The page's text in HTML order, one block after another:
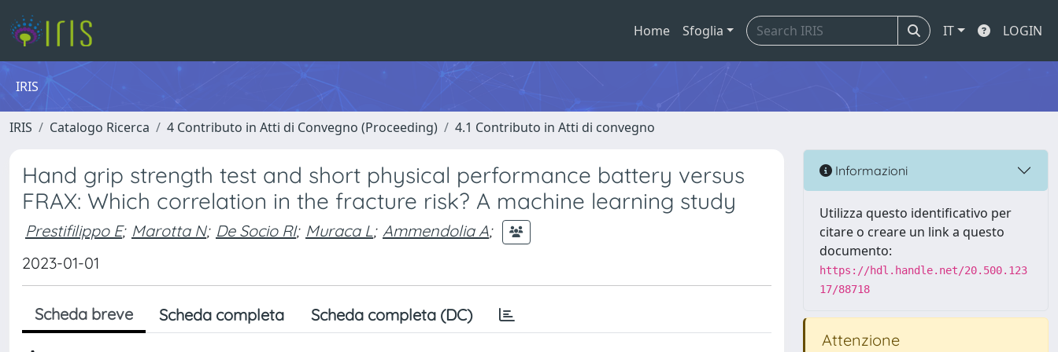
Home Sfoglia IT LOGIN
IRIS
IRIS Catalogo Ricerca 4 Contributo in Atti di Convegno (Proceeding) 4.1 Contributo in Atti di convegno
Hand grip strength test and short physical performance battery versus
FRAX: Which correlation in the fracture risk? A machine learning study
Prestifilippo E; Marotta N; De Socio RI; Muraca L; Ammendolia A;
2023-01-01
Scheda breve Scheda completa Scheda completa (DC)
Informazioni
Utilizza questo identificativo per
citare o creare un link a questo
documento:
https://hdl.handle.net/20.500.123
17/88718
Attenzione